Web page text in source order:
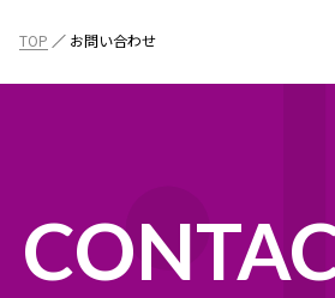
TOP お問い合わせ